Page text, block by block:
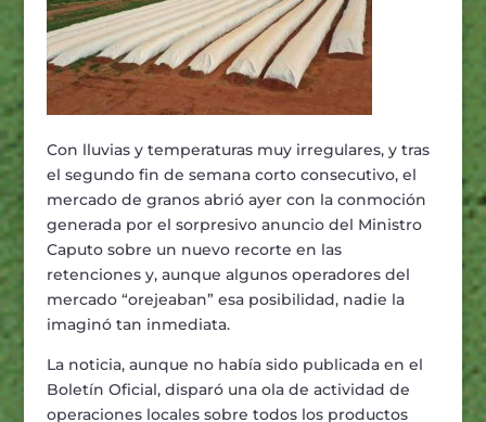
Con lluvias y temperaturas muy irregulares, y tras
el segundo fin de semana corto consecutivo, el
mercado de granos abrió ayer con la conmoción
generada por el sorpresivo anuncio del Ministro
Caputo sobre un nuevo recorte en las
retenciones y, aunque algunos operadores del
mercado “orejeaban” esa posibilidad, nadie la
imaginó tan inmediata.
La noticia, aunque no había sido publicada en el
Boletín Oficial, disparó una ola de actividad de
operaciones locales sobre todos los productos